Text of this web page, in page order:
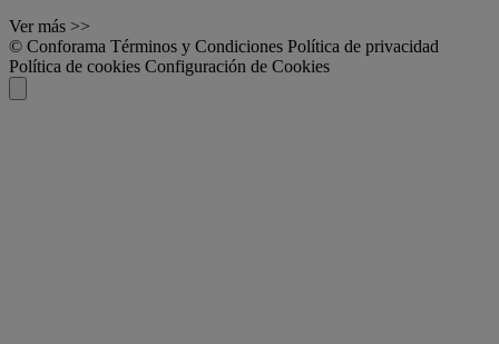
Ver más >>
© Conforama Términos y Condiciones Política de privacidad
Política de cookies Configuración de Cookies